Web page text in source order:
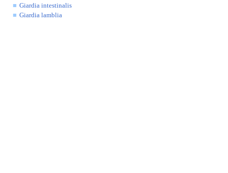
Giardia intestinalis
Giardia lamblia